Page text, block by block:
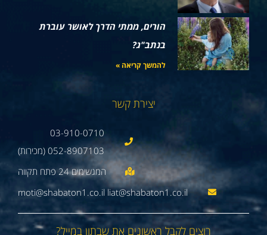
הורים, ממתי הדרך לאושר עוברת
בנתב"ג?
להמשך קריאה »
יצירת קשר
03-910-0710
052-8907103 (מכירות)
moti@shabaton1.co.il liat@shabaton1.co.il
רוצים לקבל ראשונים את שבתון במייל?